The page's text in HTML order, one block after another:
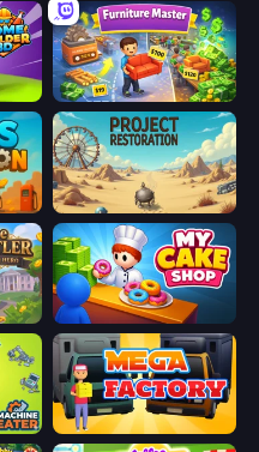
Furniture Master: Idle Tycoon
Project Restoration
My Cake Shop
Mega Factory